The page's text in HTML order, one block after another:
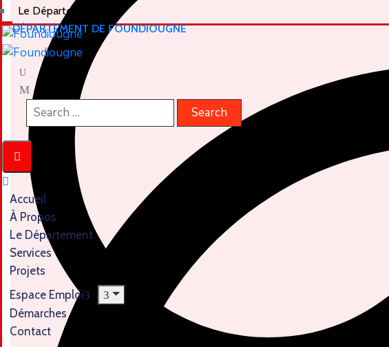
Le Département
DÉPARTEMENT DE FOUNDIOUGNE
Accueil
À Propos
Le Département
Services
Projets
Espace Emploi
Démarches
Contact